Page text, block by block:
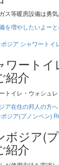
ス等暖房設備は勇
を増やしたいよーと
ワートイ
紹介
トイレ・ウォシュ
ア在住の邦人の方
ボジア(
紹介